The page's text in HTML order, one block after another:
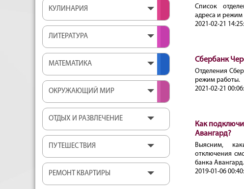
КУЛИНАРИЯ
ЛИТЕРАТУРА
МАТЕМАТИКА
ОКРУЖАЮЩИЙ МИР
ОТДЫХ И РАЗВЛЕЧЕНИЕ
ПУТЕШЕСТВИЯ
РЕМОНТ КВАРТИРЫ
Список
адреса и режим
2021-02-21
Сбербанк
Отделения
режим работы.
2021-02-21
Как
Авангард?
Выясним,
отключения
банка Авангард.
2019-01-06